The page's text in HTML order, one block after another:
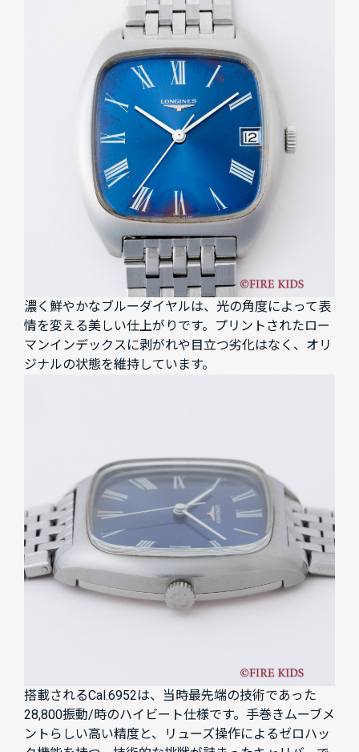
濃く鮮やかなブルーダイヤルは、光の角度によって表
情を変える美しい仕上がりです。プリントされたロー
マンインデックスに剥がれや目立つ劣化はなく、オリ
ジナルの状態を維持しています。
搭載されるCal.6952は、当時最先端の技術であった
28,800振動/時のハイビート仕様です。手巻きムーブメ
ントらしい高い精度と、リューズ操作によるゼロハッ